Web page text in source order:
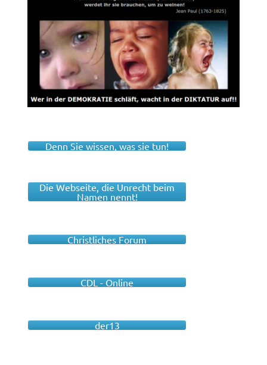
Denn Sie wissen, was sie tun!
Die Webseite, die Unrecht beim
Namen nennt!
Christliches Forum
CDL - Online
der13